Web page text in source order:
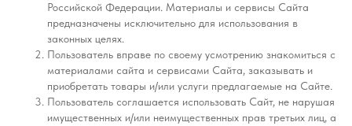
Российской Федерации. Материалы и сервисы Сайта
предназначены исключительно для использования в
законных целях.
Пользователь вправе по своему усмотрению знакомиться с
материалами сайта и сервисами Сайта, заказывать и
приобретать товары и/или услуги предлагаемые на Сайте.
Пользователь соглашается использовать Сайт, не нарушая
имущественных и/или неимущественных прав третьих лиц, а